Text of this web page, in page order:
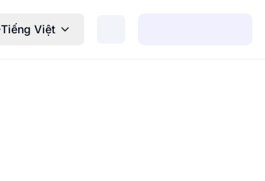
Tiếng Việt